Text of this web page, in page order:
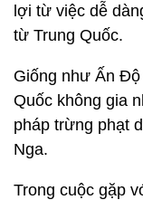
lợi từ việc dễ
từ Trung Quốc.
Giống như Ấn
Quốc không gia
pháp trừng phạt
Nga.
Trong cuộc gặp